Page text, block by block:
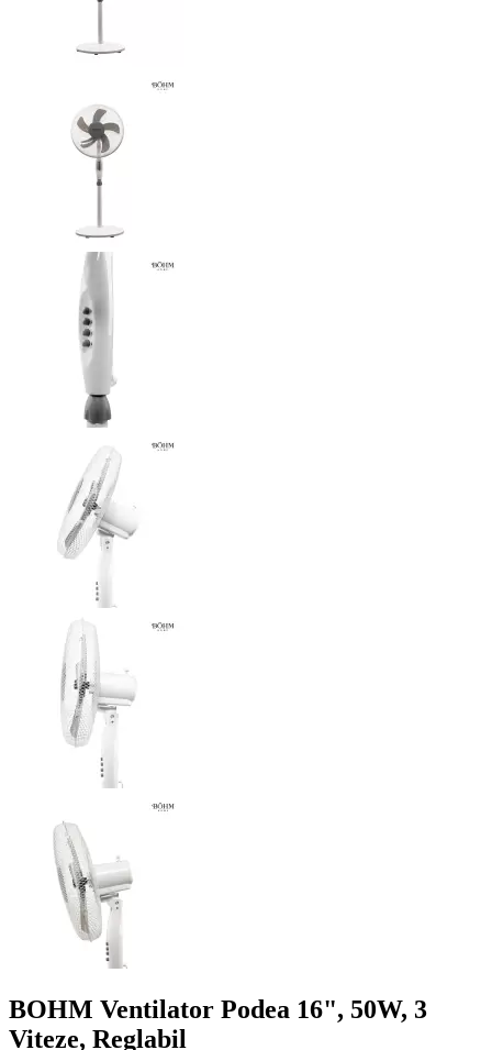
BOHM Ventilator Podea 16", 50W, 3
Viteze, Reglabil